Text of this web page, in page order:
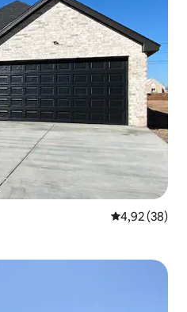
4,92 av 5 i
4,92 (38)